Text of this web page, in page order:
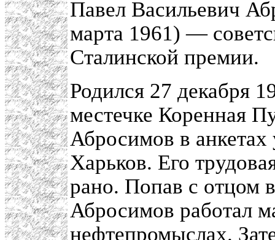
Павел Васильевич
марта 1961) —
Сталинской премии.
Родился 27 декабря
местечке Коренная
Абросимов в
Харьков. Его
рано. Попав с отцом
Абросимов работал
нефтепромыслах.